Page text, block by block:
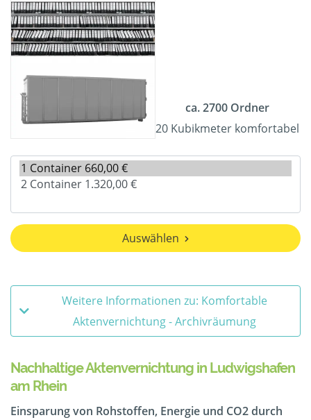
ca. 2700 Ordner
20 Kubikmeter komfortabel
Auswählen
Weitere Informationen zu: Komfortable
Aktenvernichtung - Archivräumung
Nachhaltige Aktenvernichtung in Ludwigshafen
am Rhein
Einsparung von Rohstoffen, Energie und CO2 durch